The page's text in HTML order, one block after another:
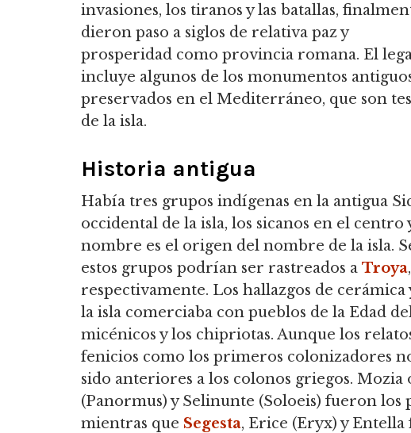
invasiones, los tiranos y las batallas,
dieron paso a siglos de relativa paz y
prosperidad como provincia romana. El
incluye algunos de los monumentos
preservados en el Mediterráneo, que son
de la isla.
Historia antigua
Había tres grupos indígenas en la antigua
occidental de la isla, los sicanos en el centro
nombre es el origen del nombre de la isla.
estos grupos podrían ser rastreados a Troya
respectivamente. Los hallazgos de
la isla comerciaba con pueblos de la Edad
micénicos y los chipriotas. Aunque los
fenicios como los primeros colonizadores
sido anteriores a los colonos griegos.
(Panormus) y Selinunte (Soloeis) fueron los
mientras que Segesta, Erice (Eryx) y